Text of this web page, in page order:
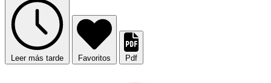
Leer más tarde Favoritos Pdf